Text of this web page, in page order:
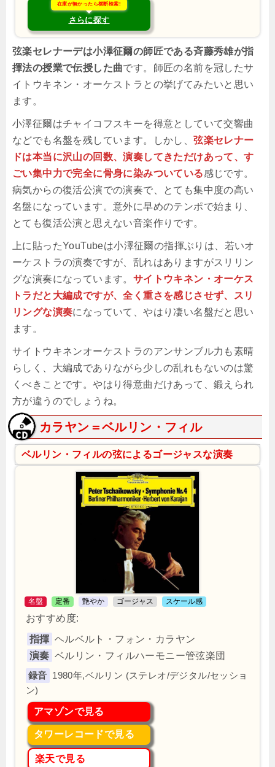
在庫が無かったら横断検索!
さらに探す
弦楽セレナーデは小澤征爾の師匠である斉藤秀雄が指
揮法の授業で伝授した曲です。師匠の名前を冠したサ
イトウキネン・オーケストラとの挙げてみたいと思い
ます。
小澤征爾はチャイコフスキーを得意としていて交響曲
などでも名盤を残しています。しかし、弦楽セレナー
ドは本当に沢山の回数、演奏してきただけあって、す
ごい集中力で完全に骨身に染みついている感じです。
病気からの復活公演での演奏で、とても集中度の高い
名盤になっています。意外に早めのテンポで始まり、
とても復活公演と思えない音楽作りです。
上に貼ったYouTubeは小澤征爾の指揮ぶりは、若いオ
ーケストラの演奏ですが、乱れはありますがスリリン
グな演奏になっています。 サイトウキネン・オーケス
トラだと大編成ですが、全く重さを感じさせず、スリ
リングな演奏になっていて、やはり凄い名盤だと思い
ます。
サイトウキネンオーケストラのアンサンブル力も素晴
らしく、大編成でありながら少しの乱れもないのは驚
くべきことです。やはり得意曲だけあって、鍛えられ
方が違うのでしょうね。
カラヤン＝ベルリン・フィル
ベルリン・フィルの弦によるゴージャスな演奏
名盤 定番 艶やか ゴージャス スケール感
おすすめ度:
指揮 ヘルベルト・フォン・カラヤン
演奏 ベルリン・フィルハーモニー管弦楽団
1980年,ベルリン (ステレオ/デジタル/セッショ
ン)
アマゾンで見る
タワーレコードで見る
楽天で見る